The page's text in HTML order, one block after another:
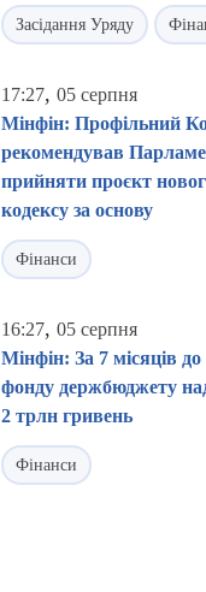
Засідання Уряду
17:27, 05 серпня
Мінфін: Профільний
рекомендував
прийняти проєкт
кодексу за основу
Фінанси
16:27, 05 серпня
Мінфін: За 7 місяців до
фонду держбюджету
2 трлн гривень
Фінанси